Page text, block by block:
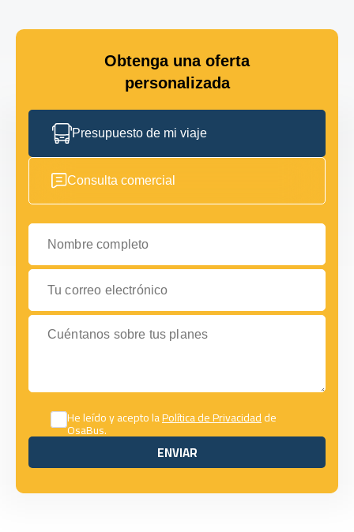
Obtenga una oferta
personalizada
Presupuesto de mi viaje
Consulta comercial
Nombre completo
Tu correo electrónico
Cuéntanos sobre tus planes
He leído y acepto laPolítica de Privacidadde
OsaBus.
ENVIAR
ENVIAR